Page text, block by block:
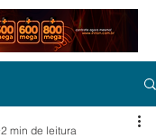
2 min de leitura